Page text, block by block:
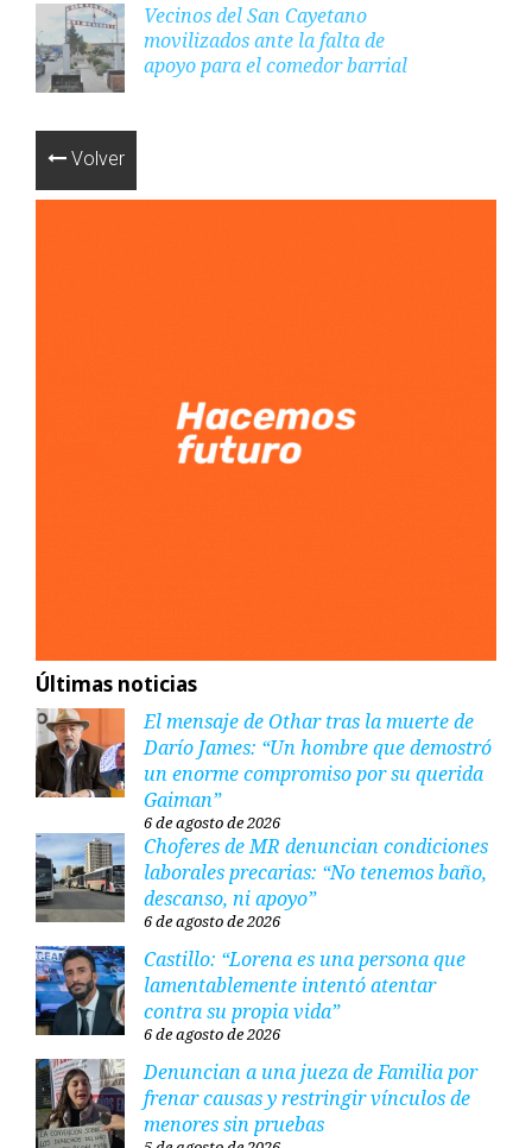
Vecinos del San Cayetano
movilizados ante la falta de
apoyo para el comedor barrial
Volver
Últimas noticias
El mensaje de Othar tras la muerte de
Darío James: “Un hombre que demostró
un enorme compromiso por su querida
Gaiman”
6 de agosto de 2026
Choferes de MR denuncian condiciones
laborales precarias: “No tenemos baño,
descanso, ni apoyo”
6 de agosto de 2026
Castillo: “Lorena es una persona que
lamentablemente intentó atentar
contra su propia vida”
6 de agosto de 2026
Denuncian a una jueza de Familia por
frenar causas y restringir vínculos de
menores sin pruebas